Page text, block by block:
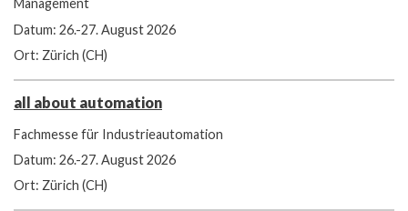
Management
Datum: 26.-27. August 2026
Ort: Zürich (CH)
all about automation
Fachmesse für Industrieautomation
Datum: 26.-27. August 2026
Ort: Zürich (CH)